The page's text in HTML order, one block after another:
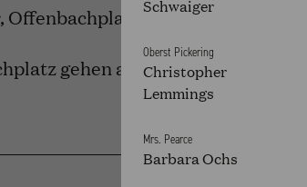
gehen auf.
Schwaiger
Oberst Pickering
Christopher
Lemmings
Mrs. Pearce
Barbara Ochs